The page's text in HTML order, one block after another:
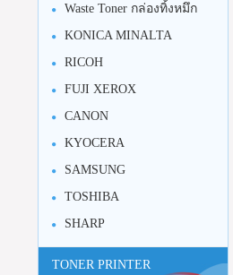
Waste Toner กล่องทิ้งหมึก
KONICA MINALTA
RICOH
FUJI XEROX
CANON
KYOCERA
SAMSUNG
TOSHIBA
SHARP
TONER PRINTER